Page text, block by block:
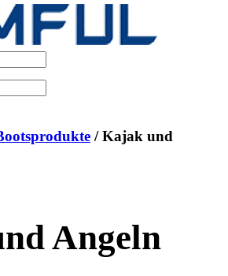
/ Kajak und
Angeln